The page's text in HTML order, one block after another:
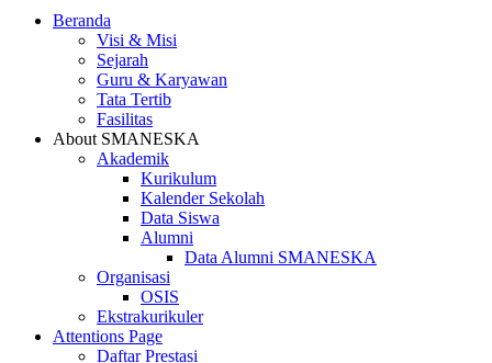
Beranda
Visi & Misi
Sejarah
Guru & Karyawan
Tata Tertib
Fasilitas
About SMANESKA
Akademik
Kurikulum
Kalender Sekolah
Data Siswa
Alumni
Data Alumni SMANESKA
Organisasi
OSIS
Ekstrakurikuler
Attentions Page
Daftar Prestasi